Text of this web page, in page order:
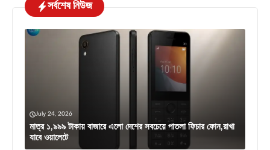
সর্বশেষ নিউজ
July 24, 2026
মাত্র ১,৯৯৯ টাকায় বাজারে এলো দেশের সবচেয়ে পাতলা ফিচার ফোন,রাখা
যাবে ওয়ালেটে